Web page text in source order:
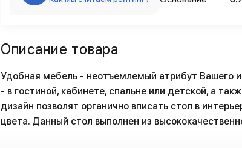
Описание товара
Удобная мебель - неотъемлемый атрибут Вашего
- в гостиной, кабинете, спальне или детской, а
дизайн позволят органично вписать стол в
цвета. Данный стол выполнен из